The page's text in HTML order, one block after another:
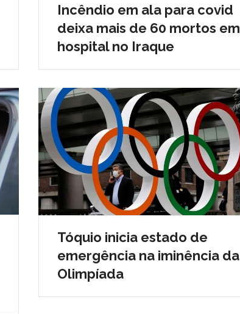
Incêndio em ala para covid
deixa mais de 60 mortos em
hospital no Iraque
Tóquio inicia estado de
emergência na iminência da
Olimpíada